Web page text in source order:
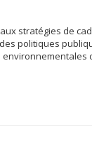
stratégies de
politiques